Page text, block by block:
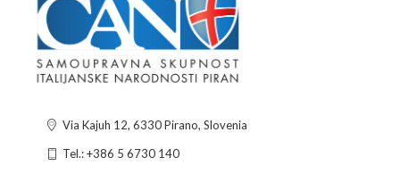
Via Kajuh 12, 6330 Pirano, Slovenia
Tel.: +386 5 6730 140